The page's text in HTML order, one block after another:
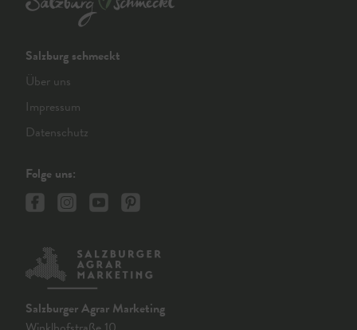
Salzburg schmeckt
Über uns
Impressum
Datenschutz
Folge uns:
Salzburger Agrar Marketing